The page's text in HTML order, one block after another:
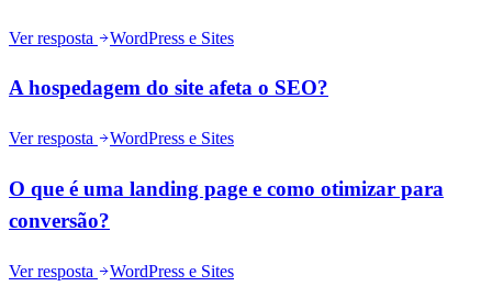
Ver resposta WordPress e Sites
A hospedagem do site afeta o SEO?
Ver resposta WordPress e Sites
O que é uma landing page e como otimizar para
conversão?
Ver resposta WordPress e Sites